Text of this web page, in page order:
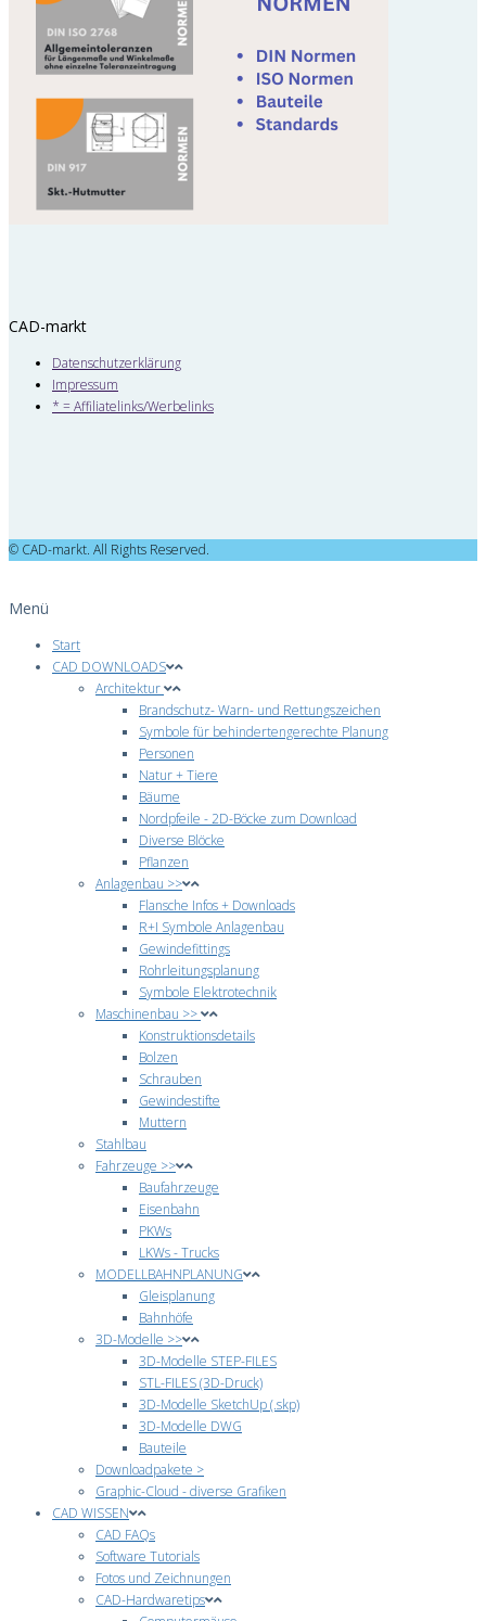
CAD-markt
Datenschutzerklärung
Impressum
* = Affiliatelinks/Werbelinks
© CAD-markt. All Rights Reserved.
Menü
Start
CAD DOWNLOADS
Architektur
Brandschutz- Warn- und Rettungszeichen
Symbole für behindertengerechte Planung
Personen
Natur + Tiere
Bäume
Nordpfeile - 2D-Böcke zum Download
Diverse Blöcke
Pflanzen
Anlagenbau >>
Flansche Infos + Downloads
R+I Symbole Anlagenbau
Gewindefittings
Rohrleitungsplanung
Symbole Elektrotechnik
Maschinenbau >>
Konstruktionsdetails
Bolzen
Schrauben
Gewindestifte
Muttern
Stahlbau
Fahrzeuge >>
Baufahrzeuge
Eisenbahn
PKWs
LKWs - Trucks
MODELLBAHNPLANUNG
Gleisplanung
Bahnhöfe
3D-Modelle >>
3D-Modelle STEP-FILES
STL-FILES (3D-Druck)
3D-Modelle SketchUp (.skp)
3D-Modelle DWG
Bauteile
Downloadpakete >
Graphic-Cloud - diverse Grafiken
CAD WISSEN
CAD FAQs
Software Tutorials
Fotos und Zeichnungen
CAD-Hardwaretips